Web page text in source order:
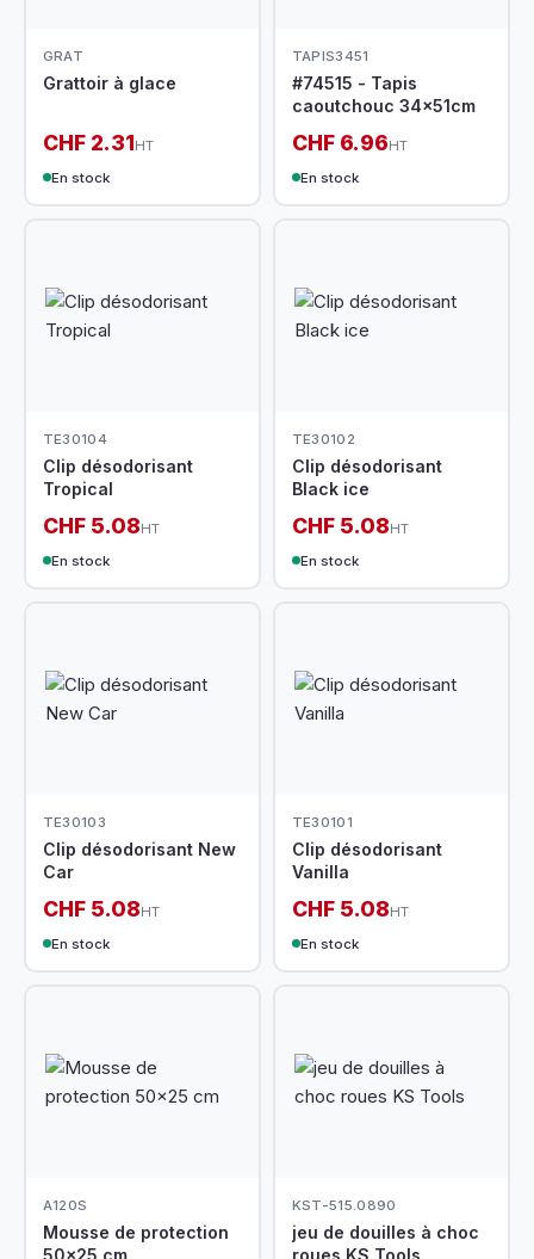
GRAT
Grattoir à glace
CHF 2.31HT
En stock
TAPIS3451
#74515 - Tapis
caoutchouc 34x51cm
CHF 6.96HT
En stock
TE30104
Clip désodorisant
Tropical
CHF 5.08HT
En stock
TE30102
Clip désodorisant
Black ice
CHF 5.08HT
En stock
TE30103
Clip désodorisant New
Car
CHF 5.08HT
En stock
TE30101
Clip désodorisant
Vanilla
CHF 5.08HT
En stock
A120S
Mousse de protection
50x25 cm
KST-515.0890
jeu de douilles à choc
roues KS Tools